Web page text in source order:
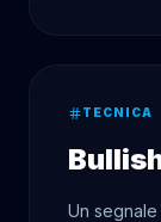
TECNICA
Un